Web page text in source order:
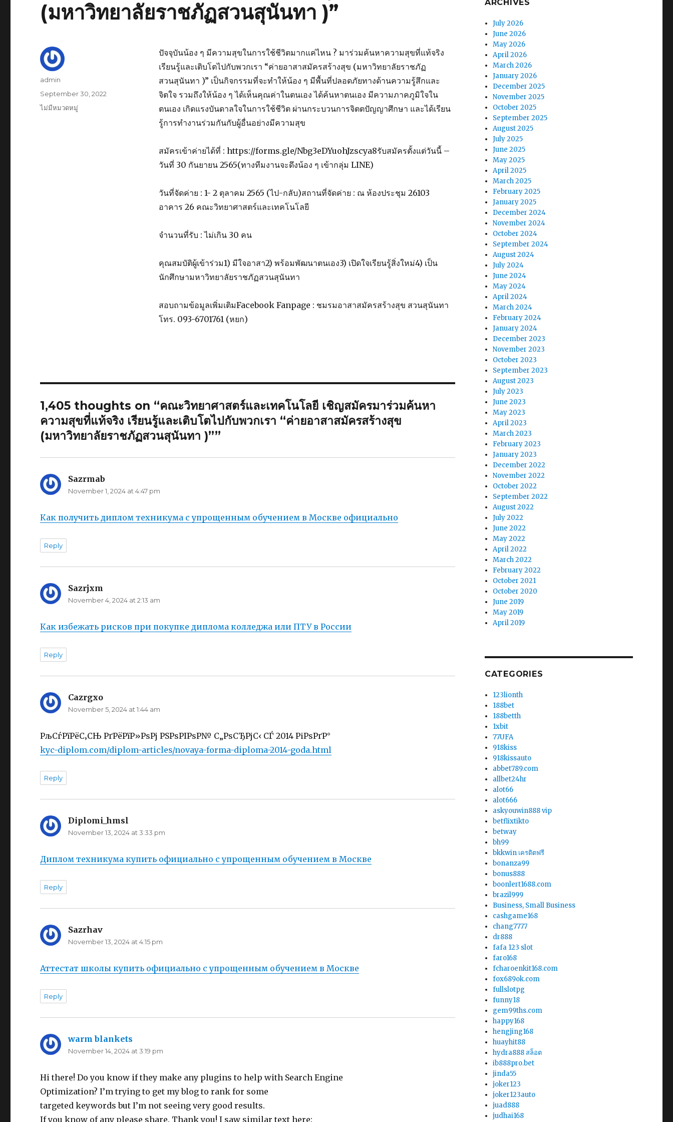
(มหาวิทยาลัยราชภัฏสวนสุนันทา )”
ปัจจุบันน้อง ๆ มีความสุขในการใช้ชีวิตมากแค่ไหน ? มาร่วมค้นหาความสุขที่แท้จริง
เรียนรู้และเติบโตไปกับพวกเรา “ค่ายอาสาสมัครสร้างสุข (มหาวิทยาลัยราชภัฏ
สวนสุนันทา )” เป็นกิจกรรมที่จะทำให้น้อง ๆ มีพื้นที่ปลอดภัยทางด้านความรู้สึกและ
จิตใจ รวมถึงให้น้อง ๆ ได้เห็นคุณค่าในตนเอง ได้ค้นหาตนเอง มีความภาคภูมิใจใน
ตนเอง เกิดแรงบันดาลใจในการใช้ชีวิต ผ่านกระบวนการจิตตปัญญาศึกษา และได้เรียน
รู้การทำงานร่วมกันกับผู้อื่นอย่างมีความสุข
สมัครเข้าค่ายได้ที่ : https://forms.gle/Nbg3eDYuohJzscya8รับสมัครตั้งแต่วันนี้ –
วันที่ 30 กันยายน 2565(ทางทีมงานจะดึงน้อง ๆ เข้ากลุ่ม LINE)
วันที่จัดค่าย : 1- 2 ตุลาคม 2565 (ไป-กลับ)สถานที่จัดค่าย : ณ ห้องประชุม 26103
อาคาร 26 คณะวิทยาศาสตร์และเทคโนโลยี
จำนวนที่รับ : ไม่เกิน 30 คน
คุณสมบัติผู้เข้าร่วม1) มีใจอาสา2) พร้อมพัฒนาตนเอง3) เปิดใจเรียนรู้สิ่งใหม่4) เป็น
นักศึกษามหาวิทยาลัยราชภัฏสวนสุนันทา
สอบถามข้อมูลเพิ่มเติมFacebook Fanpage : ชมรมอาสาสมัครสร้างสุข สวนสุนันทา
โทร. 093-6701761 (หยก)
Author
admin
Posted
on
September 30, 2022
Categories
ไม่มีหมวดหมู่
1,405 thoughts on “คณะวิทยาศาสตร์และเทคโนโลยี เชิญสมัครมาร่วมค้นหา
ความสุขที่แท้จริง เรียนรู้และเติบโตไปกับพวกเรา “ค่ายอาสาสมัครสร้างสุข
(มหาวิทยาลัยราชภัฏสวนสุนันทา )””
Sazrmab
November 1, 2024 at 4:47 pm
Как получить диплом техникума с упрощенным обучением в Москве официально
Reply
Sazrjxm
November 4, 2024 at 2:13 am
Как избежать рисков при покупке диплома колледжа или ПТУ в России
Reply
Cazrgxo
November 5, 2024 at 1:44 am
РљСѓРїРёС‚СЊ РґРёРїР»РѕРј РЅРѕРІРѕР№ С„РѕСЂРјС‹ СЃ 2014 РіРѕРґР°
kyc-diplom.com/diplom-articles/novaya-forma-diploma-2014-goda.html
Reply
Diplomi_hmsl
November 13, 2024 at 3:33 pm
Диплом техникума купить официально с упрощенным обучением в Москве
Reply
Sazrhav
November 13, 2024 at 4:15 pm
Аттестат школы купить официально с упрощенным обучением в Москве
Reply
warm blankets
November 14, 2024 at 3:19 pm
Hi there! Do you know if they make any plugins to help with Search Engine
Optimization? I’m trying to get my blog to rank for some
targeted keywords but I’m not seeing very good results.
If you know of any please share. Thank you! I saw similar text here:
ARCHIVES
July 2026
June 2026
May 2026
April 2026
March 2026
January 2026
December 2025
November 2025
October 2025
September 2025
August 2025
July 2025
June 2025
May 2025
April 2025
March 2025
February 2025
January 2025
December 2024
November 2024
October 2024
September 2024
August 2024
July 2024
June 2024
May 2024
April 2024
March 2024
February 2024
January 2024
December 2023
November 2023
October 2023
September 2023
August 2023
July 2023
June 2023
May 2023
April 2023
March 2023
February 2023
January 2023
December 2022
November 2022
October 2022
September 2022
August 2022
July 2022
June 2022
May 2022
April 2022
March 2022
February 2022
October 2021
October 2020
June 2019
May 2019
April 2019
CATEGORIES
123lionth
188bet
188betth
1xbit
77UFA
918kiss
918kissauto
abbet789.com
allbet24hr
alot66
alot666
askyouwin888 vip
betflixtikto
betway
bh99
bkkwin เครดิตฟรี
bonanza99
bonus888
boonlert1688.com
brazil999
Business, Small Business
cashgame168
chang7777
dr888
fafa 123 slot
faro168
fcharoenkit168.com
fox689ok.com
fullslotpg
funny18
gem99ths.com
happy168
hengjing168
huayhit88
hydra888 สล็อต
ib888pro.bet
jinda55
joker123
joker123auto
juad888
judhai168